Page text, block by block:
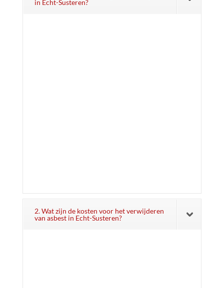
in Echt-Susteren?
2. Wat zijn de kosten voor het verwijderen
van asbest in Echt-Susteren?